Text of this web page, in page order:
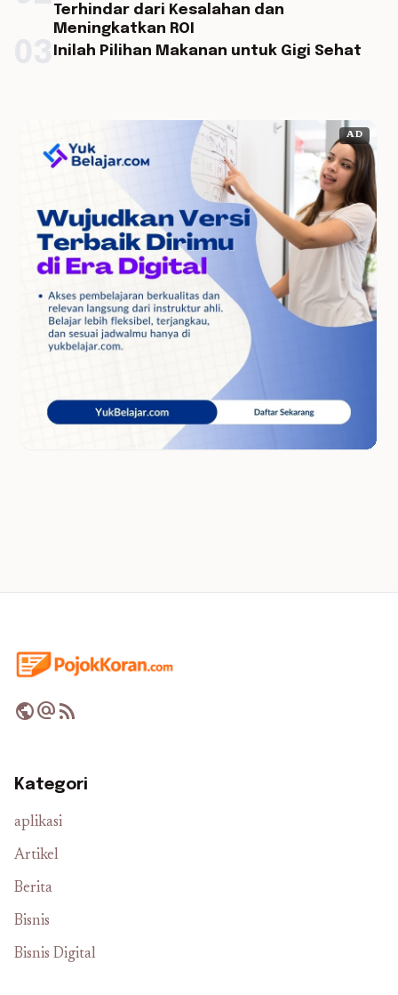
Terhindar dari Kesalahan dan
Meningkatkan ROI
Inilah Pilihan Makanan untuk Gigi Sehat
AD
publicalternate_emailrss_feed
Kategori
aplikasi
Artikel
Berita
Bisnis
Bisnis Digital